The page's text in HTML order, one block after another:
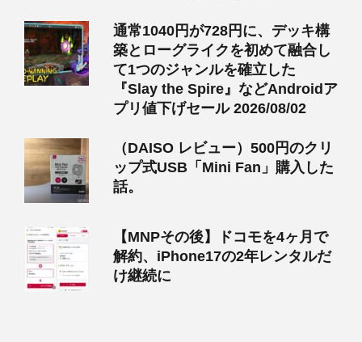
通常1040円が728円に、デッキ構
築とローグライクを初めて融合し
て1つのジャンルを確立した
『Slay the Spire』などAndroidア
プリ値下げセール 2026/08/02
（DAISO レビュー）500円のクリ
ップ式USB「Mini Fan」購入した
話。
【MNPその後】ドコモを4ヶ月で
解約、iPhone17の2年レンタルだ
け継続に